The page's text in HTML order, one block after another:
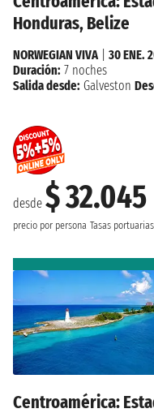
Honduras, Belize
desde $ 32.045
precio por persona Tasas portuarias
NORWEGIAN VIVA
30 ENE.
Duración: 7 noches
Salida desde: Galveston
Centroamérica: